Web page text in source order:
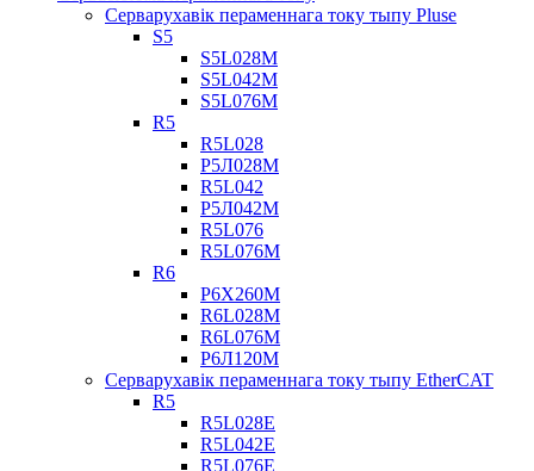
Серварухавік пераменнага току тыпу Pluse
S5
S5L028M
S5L042M
S5L076M
R5
R5L028
Р5Л028М
R5L042
Р5Л042М
R5L076
R5L076M
R6
Р6Х260М
R6L028M
R6L076M
Р6Л120М
Серварухавік пераменнага току тыпу EtherCAT
R5
R5L028E
R5L042E
R5L076E